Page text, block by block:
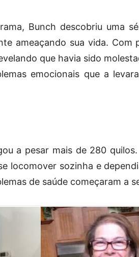
Bunch descobriu uma
ameaçando sua vida. Com
que havia sido
emocionais que a
a pesar mais de 280
locomover sozinha e
de saúde começaram a